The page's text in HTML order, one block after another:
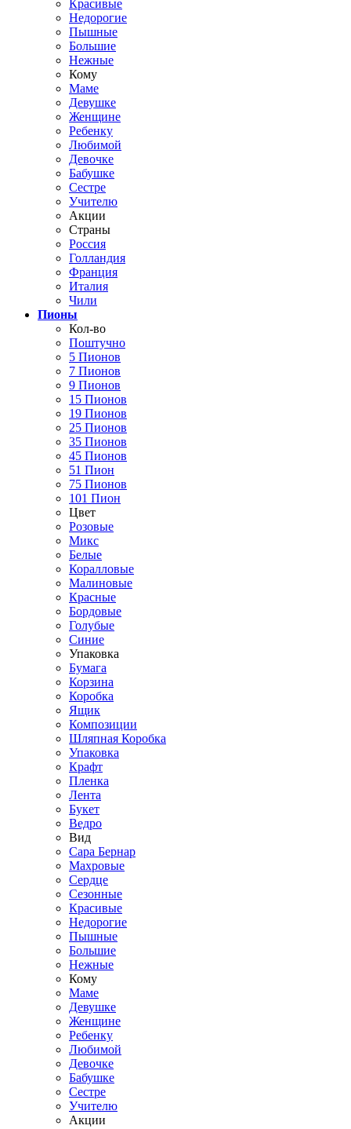
Красивые
Недорогие
Пышные
Большие
Нежные
Кому
Маме
Девушке
Женщине
Ребенку
Любимой
Девочке
Бабушке
Сестре
Учителю
Акции
Страны
Россия
Голландия
Франция
Италия
Чили
Пионы
Кол-во
Поштучно
5 Пионов
7 Пионов
9 Пионов
15 Пионов
19 Пионов
25 Пионов
35 Пионов
45 Пионов
51 Пион
75 Пионов
101 Пион
Цвет
Розовые
Микс
Белые
Коралловые
Малиновые
Красные
Бордовые
Голубые
Синие
Упаковка
Бумага
Корзина
Коробка
Ящик
Композиции
Шляпная Коробка
Упаковка
Крафт
Пленка
Лента
Букет
Ведро
Вид
Сара Бернар
Махровые
Сердце
Сезонные
Красивые
Недорогие
Пышные
Большие
Нежные
Кому
Маме
Девушке
Женщине
Ребенку
Любимой
Девочке
Бабушке
Сестре
Учителю
Акции